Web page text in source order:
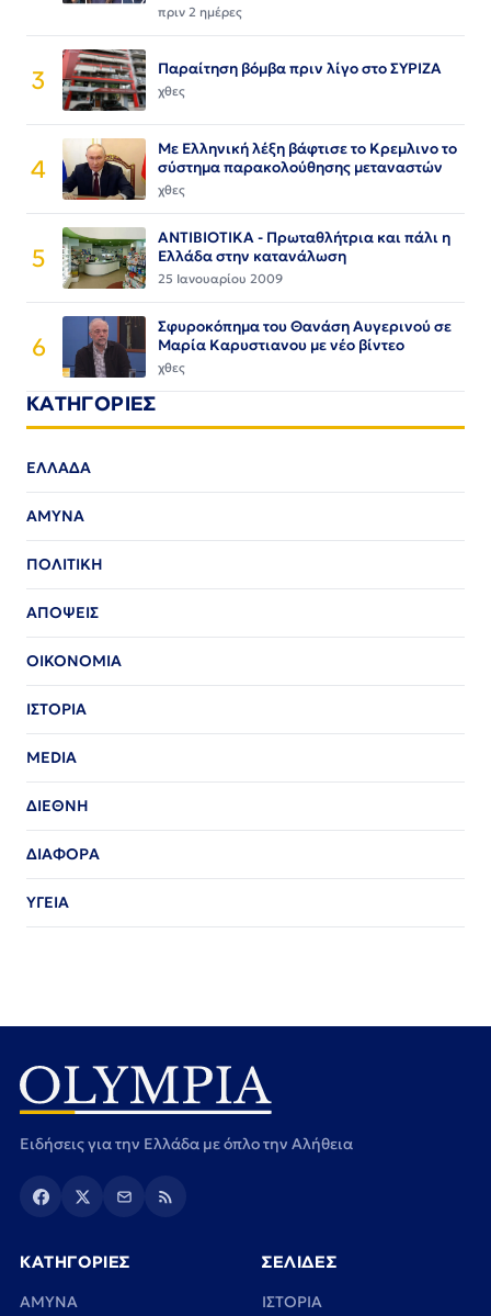
πριν 2 ημέρες
3 Παραίτηση βόμβα πριν λίγο στο ΣΥΡΙΖΑ
χθες
4
Με Ελληνική λέξη βάφτισε το Κρεμλινο το
σύστημα παρακολούθησης μεταναστών
χθες
5
ΑΝΤΙΒΙΟΤΙΚΑ - Πρωταθλήτρια και πάλι η
Ελλάδα στην κατανάλωση
25 Ιανουαρίου 2009
6
Σφυροκόπημα του Θανάση Αυγερινού σε
Μαρία Καρυστιανου με νέο βίντεο
χθες
ΚΑΤΗΓΟΡΙΕΣ
ΕΛΛΑΔΑ
ΑΜΥΝΑ
ΠΟΛΙΤΙΚΗ
ΑΠΟΨΕΙΣ
ΟΙΚΟΝΟΜΙΑ
ΙΣΤΟΡΙΑ
MEDIA
ΔΙΕΘΝΗ
ΔΙΑΦΟΡΑ
ΥΓΕΙΑ
Ειδήσεις για την Ελλάδα με όπλο την Αλήθεια
ΚΑΤΗΓΟΡΙΕΣ
ΑΜΥΝΑ
ΣΕΛΙΔΕΣ
ΙΣΤΟΡΙΑ